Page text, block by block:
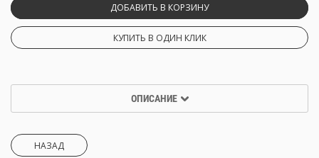
ДОБАВИТЬ В КОРЗИНУ
КУПИТЬ В ОДИН КЛИК
ОПИСАНИЕ
НАЗАД